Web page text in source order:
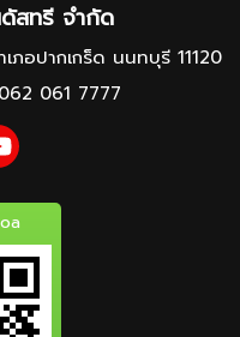
สทรี จำกัด
อปากเกร็ด นนทบุรี 11120
062 061 7777